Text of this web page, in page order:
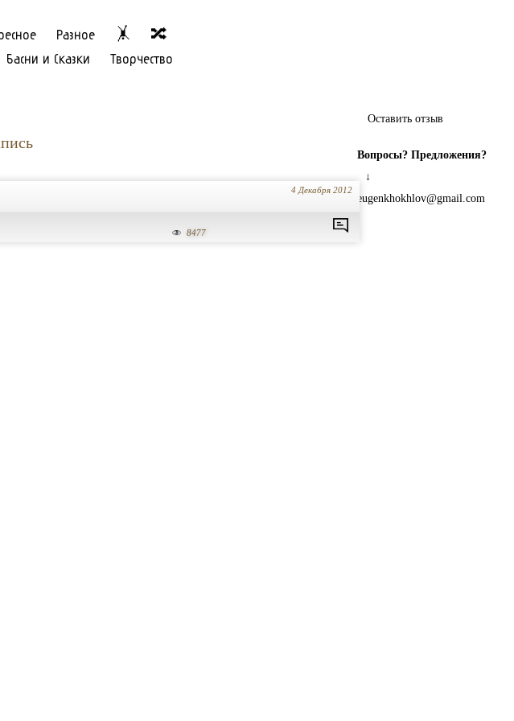
Разное 🤸
🔀
Басни и Сказки
Творчество
Оставить отзыв
Вопросы? Предложения?
↓
eugenkhokhlov@gmail.com
8477
4 Декабря 2012